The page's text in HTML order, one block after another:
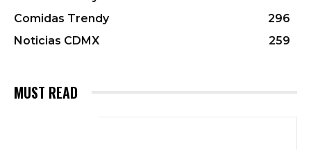
Comidas Trendy
296
Noticias CDMX
259
MUST READ